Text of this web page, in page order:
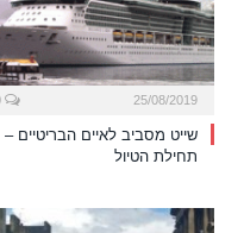
25/08/2019
שייט מסביב לאיים הבריטיים –
תחילת הטיול